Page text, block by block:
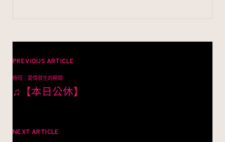
章
導
PREVIOUS ARTICLE
極短｜愛情發生的瞬間
♫【本日公休】
NEXT ARTICLE